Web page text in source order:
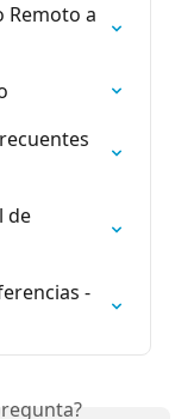
Remoto a
de
-